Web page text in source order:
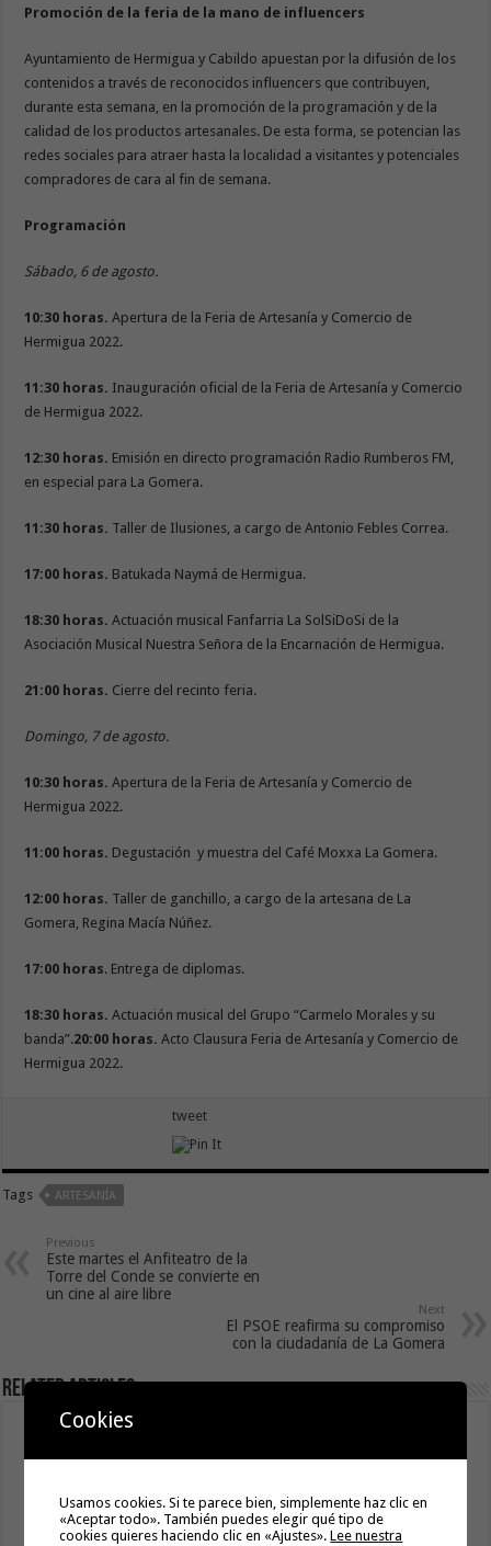
Promoción de la feria de la mano de influencers
Ayuntamiento de Hermigua y Cabildo apuestan por la difusión de los
contenidos a través de reconocidos influencers que contribuyen,
durante esta semana, en la promoción de la programación y de la
calidad de los productos artesanales. De esta forma, se potencian las
redes sociales para atraer hasta la localidad a visitantes y potenciales
compradores de cara al fin de semana.
Programación
Sábado, 6 de agosto.
10:30 horas. Apertura de la Feria de Artesanía y Comercio de
Hermigua 2022.
11:30 horas. Inauguración oficial de la Feria de Artesanía y Comercio
de Hermigua 2022.
12:30 horas. Emisión en directo programación Radio Rumberos FM,
en especial para La Gomera.
11:30 horas. Taller de Ilusiones, a cargo de Antonio Febles Correa.
17:00 horas. Batukada Naymá de Hermigua.
18:30 horas. Actuación musical Fanfarria La SolSiDoSi de la
Asociación Musical Nuestra Señora de la Encarnación de Hermigua.
21:00 horas. Cierre del recinto feria.
Domingo, 7 de agosto.
10:30 horas. Apertura de la Feria de Artesanía y Comercio de
Hermigua 2022.
11:00 horas. Degustación y muestra del Café Moxxa La Gomera.
12:00 horas. Taller de ganchillo, a cargo de la artesana de La
Gomera, Regina Macía Núñez.
17:00 horas. Entrega de diplomas.
18:30 horas. Actuación musical del Grupo “Carmelo Morales y su
banda”.20:00 horas. Acto Clausura Feria de Artesanía y Comercio de
Hermigua 2022.
tweet
Tags ARTESANÍA
Previous
Este martes el Anfiteatro de la
Torre del Conde se convierte en
un cine al aire libre
Next
El PSOE reafirma su compromiso
con la ciudadanía de La Gomera
Related Articles
Cookies
Usamos cookies. Si te parece bien, simplemente haz clic en
«Aceptar todo». También puedes elegir qué tipo de
cookies quieres haciendo clic en «Ajustes».Lee nuestra